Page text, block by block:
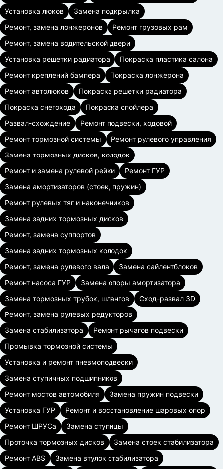
Установка люков
Замена подкрылка
Ремонт, замена лонжеронов
Ремонт грузовых рам
Ремонт, замена водительской двери
Установка решетки радиатора
Покраска пластика салона
Ремонт креплений бампера
Покраска лонжерона
Ремонт автолюков
Покраска решетки радиатора
Покраска снегохода
Покраска спойлера
Развал-схождение
Ремонт подвески, ходовой
Ремонт тормозной системы
Ремонт рулевого управления
Замена тормозных дисков, колодок
Ремонт и замена рулевой рейки
Ремонт ГУР
Замена амортизаторов (стоек, пружин)
Ремонт рулевых тяг и наконечников
Замена задних тормозных дисков
Ремонт, замена суппортов
Замена задних тормозных колодок
Ремонт, замена рулевого вала
Замена сайлентблоков
Ремонт насоса ГУР
Замена опоры амортизатора
Замена тормозных трубок, шлангов
Сход-развал 3D
Ремонт, замена рулевых редукторов
Замена стабилизатора
Ремонт рычагов подвески
Промывка тормозной системы
Установка и ремонт пневмоподвески
Замена ступичных подшипников
Ремонт мостов автомобиля
Замена пружин подвески
Установка ГУР
Ремонт и восстановление шаровых опор
Ремонт ШРУСа
Замена ступицы
Проточка тормозных дисков
Замена стоек стабилизатора
Ремонт ABS
Замена втулок стабилизатора